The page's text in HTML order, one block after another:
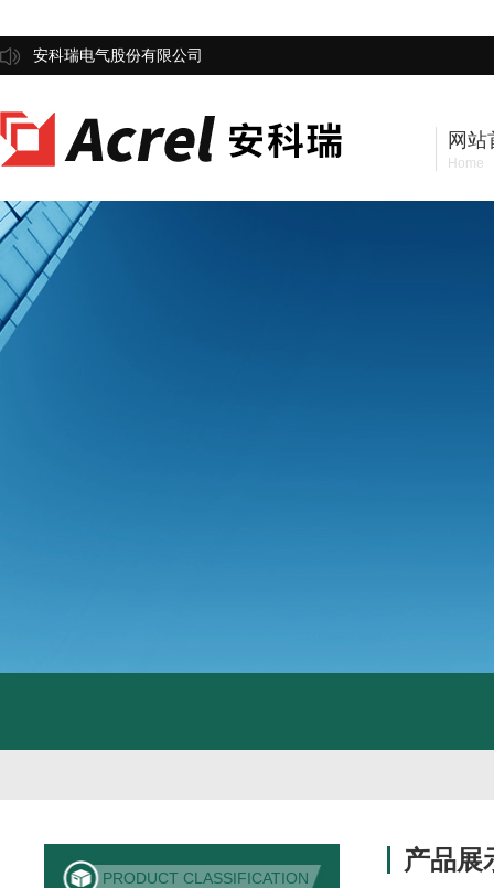
安科瑞电气股份有限公司
网站
Home
产品展
PRODUCT CLASSIFICATION